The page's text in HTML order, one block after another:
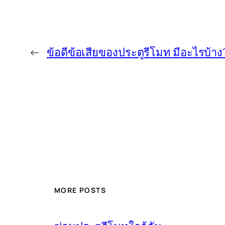
← ข้อดีข้อเสียของประตูรีโมท มีอะไรบ้าง
MORE POSTS